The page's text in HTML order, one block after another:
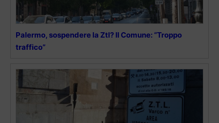
Palermo, sospendere la Ztl? Il Comune: “Troppo
traffico”